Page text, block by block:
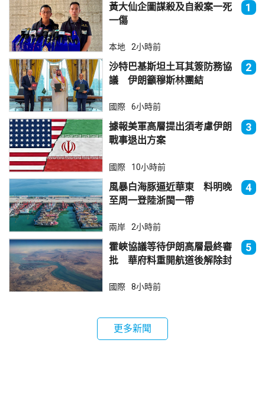
黃大仙企圖謀殺及自殺案一死
一傷
1
本地 2小時前
沙特巴基斯坦土耳其簽防務協
議 伊朗籲穆斯林團結
2
國際 6小時前
據報美軍高層提出須考慮伊朗
戰事退出方案
3
國際 10小時前
風暴白海豚逼近華東 料明晚
至周一登陸浙閩一帶
4
兩岸 2小時前
霍峽協議等待伊朗高層最終審
批 華府料重開航道後解除封
5
國際 8小時前
更多新聞